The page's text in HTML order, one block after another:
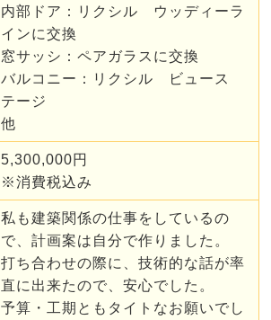
内部ドア：リクシル ウッディーラ
インに交換
窓サッシ：ペアガラスに交換
バルコニー：リクシル ビュース
テージ
他
5,300,000円
※消費税込み
私も建築関係の仕事をしているの
で、計画案は自分で作りました。
打ち合わせの際に、技術的な話が率
直に出来たので、安心でした。
予算・工期ともタイトなお願いでし